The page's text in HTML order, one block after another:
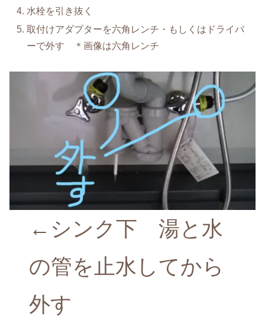
水栓を引き抜く
取付けアダプターを六角レンチ・もしくはドライバ
ーで外す ＊画像は六角レンチ
←シンク下 湯と水
の管を止水してから
外す